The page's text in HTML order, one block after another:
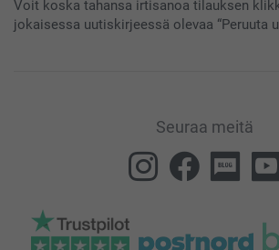
Voit koska tahansa irtisanoa tilauksen
jokaisessa uutiskirjeessä olevaa “Peruuta
Seuraa meitä